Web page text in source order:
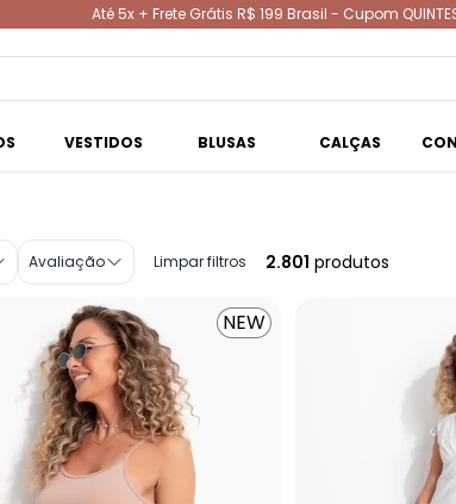
Até 5x + Frete Grátis R$ 199 Brasil - Cupom
VESTIDOS BLUSAS CALÇAS
Avaliação Limpar filtros 2.801 produtos
NEW